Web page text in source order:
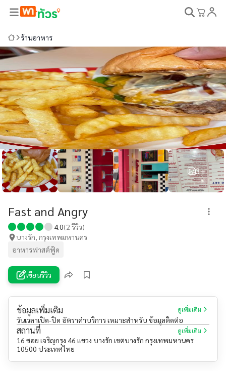
ร้านอาหาร
3+
Fast and Angry
4.0(2 รีวิว)
บางรัก, กรุงเทพมหานคร
อาหารฟาสต์ฟู้ด
เขียนรีวิว
ข้อมูลเพิ่มเติม ดูเพิ่มเติม
วันเวลาเปิด-ปิด อัตราค่าบริการ เหมาะสำหรับ ข้อมูลติดต่อ
สถานที่ ดูเพิ่มเติม
16 ซอย เจริญกรุง 46 แขวง บางรัก เขตบางรัก กรุงเทพมหานคร
10500 ประเทศไทย